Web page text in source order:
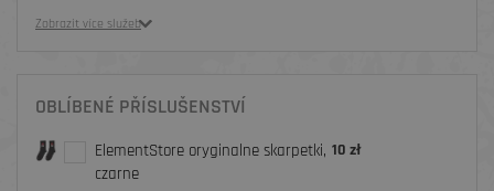
Zobrazit více služeb
OBLÍBENÉ PŘÍSLUŠENSTVÍ
ElementStore oryginalne skarpetki,
czarne
10 zł